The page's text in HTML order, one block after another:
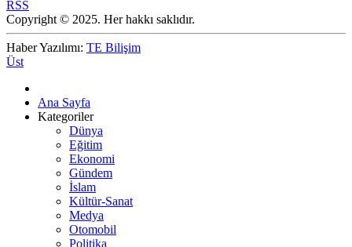
RSS
Copyright © 2025. Her hakkı saklıdır.
Haber Yazılımı: TE Bilişim
Üst
Ana Sayfa
Kategoriler
Dünya
Eğitim
Ekonomi
Gündem
İslam
Kültür-Sanat
Medya
Otomobil
Politika